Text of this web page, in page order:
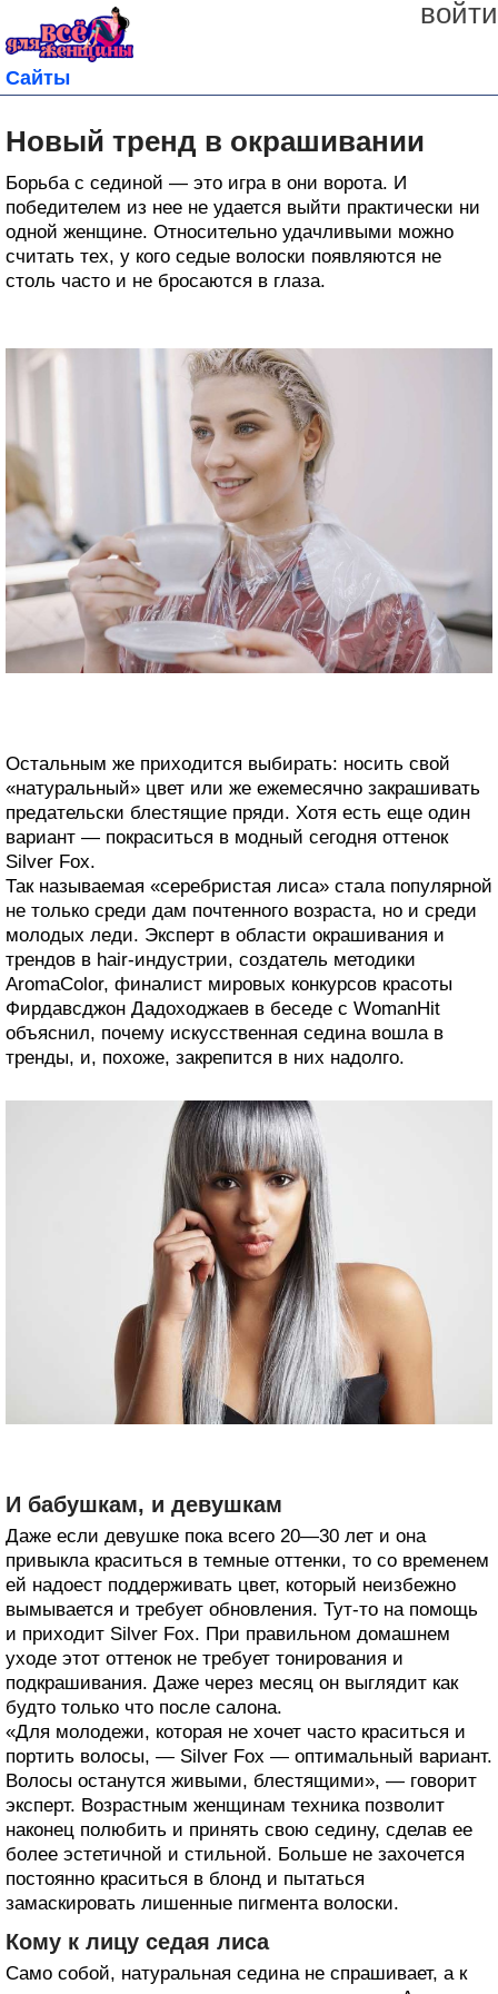
войти
Сайты
Новый тренд в окрашивании
Борьба с сединой — это игра в они ворота. И
победителем из нее не удается выйти практически ни
одной женщине. Относительно удачливыми можно
считать тех, у кого седые волоски появляются не
столь часто и не бросаются в глаза.
Остальным же приходится выбирать: носить свой
«натуральный» цвет или же ежемесячно закрашивать
предательски блестящие пряди. Хотя есть еще один
вариант — покраситься в модный сегодня оттенок
Silver Fox.
Так называемая «серебристая лиса» стала популярной
не только среди дам почтенного возраста, но и среди
молодых леди. Эксперт в области окрашивания и
трендов в hair-индустрии, создатель методики
AromaColor, финалист мировых конкурсов красоты
Фирдавсджон Дадоходжаев в беседе с WomanHit
объяснил, почему искусственная седина вошла в
тренды, и, похоже, закрепится в них надолго.
И бабушкам, и девушкам
Даже если девушке пока всего 20—30 лет и она
привыкла краситься в темные оттенки, то со временем
ей надоест поддерживать цвет, который неизбежно
вымывается и требует обновления. Тут-то на помощь
и приходит Silver Fox. При правильном домашнем
уходе этот оттенок не требует тонирования и
подкрашивания. Даже через месяц он выглядит как
будто только что после салона.
«Для молодежи, которая не хочет часто краситься и
портить волосы, — Silver Fox — оптимальный вариант.
Волосы останутся живыми, блестящими», — говорит
эксперт. Возрастным женщинам техника позволит
наконец полюбить и принять свою седину, сделав ее
более эстетичной и стильной. Больше не захочется
постоянно краситься в блонд и пытаться
замаскировать лишенные пигмента волоски.
Кому к лицу седая лиса
Само собой, натуральная седина не спрашивает, а к